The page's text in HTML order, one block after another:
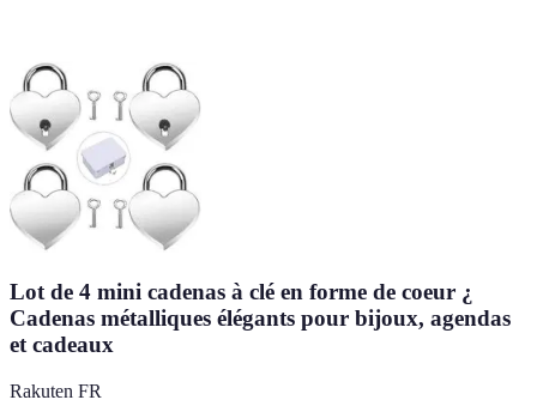
Lot de 4 mini cadenas à clé en forme de coeur ¿
Cadenas métalliques élégants pour bijoux, agendas
et cadeaux
Rakuten FR